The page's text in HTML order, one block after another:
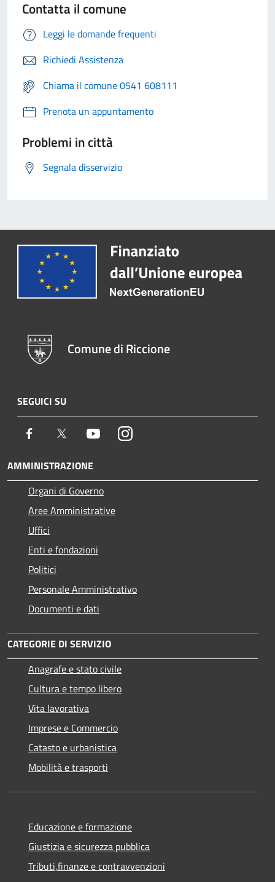
Contatta il comune
Leggi le domande frequenti
Richiedi Assistenza
Chiama il comune 0541 608111
Prenota un appuntamento
Problemi in città
Segnala disservizio
Comune di Riccione
SEGUICI SU
Facebook Twitter YoutubeInstagram
AMMINISTRAZIONE
Organi di Governo
Aree Amministrative
Uffici
Enti e fondazioni
Politici
Personale Amministrativo
Documenti e dati
CATEGORIE DI SERVIZIO
Anagrafe e stato civile
Cultura e tempo libero
Vita lavorativa
Imprese e Commercio
Catasto e urbanistica
Mobilità e trasporti
Educazione e formazione
Giustizia e sicurezza pubblica
Tributi,finanze e contravvenzioni